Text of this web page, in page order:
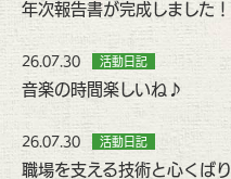
年次報告書が完成しました！
26.07.30 活動日記
音楽の時間楽しいね♪
26.07.30 活動日記
職場を支える技術と心くばり